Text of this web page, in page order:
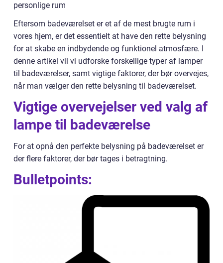
personlige rum
Eftersom badeværelset er et af de mest brugte rum i
vores hjem, er det essentielt at have den rette belysning
for at skabe en indbydende og funktionel atmosfære. I
denne artikel vil vi udforske forskellige typer af lamper
til badeværelser, samt vigtige faktorer, der bør overvejes,
når man vælger den rette belysning til badeværelset.
Vigtige overvejelser ved valg af
lampe til badeværelse
For at opnå den perfekte belysning på badeværelset er
der flere faktorer, der bør tages i betragtning.
Bulletpoints: